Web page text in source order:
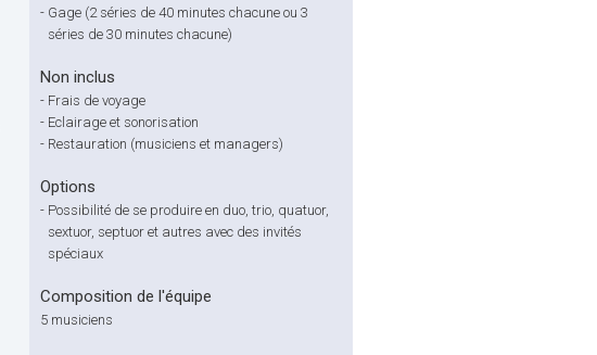
- Gage (2 séries de 40 minutes chacune ou 3
séries de 30 minutes chacune)
Non inclus
- Frais de voyage
- Eclairage et sonorisation
- Restauration (musiciens et managers)
Options
- Possibilité de se produire en duo, trio, quatuor,
sextuor, septuor et autres avec des invités
spéciaux
Composition de l'équipe
5 musiciens